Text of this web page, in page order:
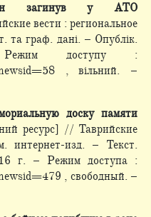
загинув у АТО
вести : региональное
та граф. дані. – Опублік.
доступу :
, вільний. –
доску памяти
ресурс] // Таврийские
интернет-изд. – Текст.
г. – Режим доступа :
, свободный. –